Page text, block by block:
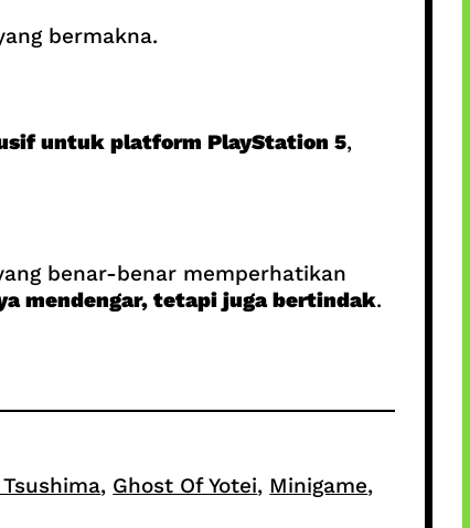
bermakna.
untuk platform PlayStation 5,
benar-benar memperhatikan
mendengar, tetapi juga bertindak.
, Ghost Of Yotei, Minigame